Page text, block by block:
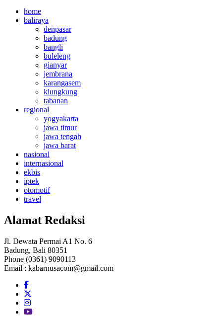
home
baliraya
denpasar
badung
bangli
buleleng
gianyar
jembrana
karangasem
klungkung
tabanan
regional
yogyakarta
jawa timur
jawa tengah
jawa barat
nasional
internasional
ekbis
iptek
otomotif
travel
Alamat Redaksi
Jl. Dewata Permai A1 No. 6
Badung, Bali 80351
Phone (0361) 9090113
Email : kabarnusacom@gmail.com